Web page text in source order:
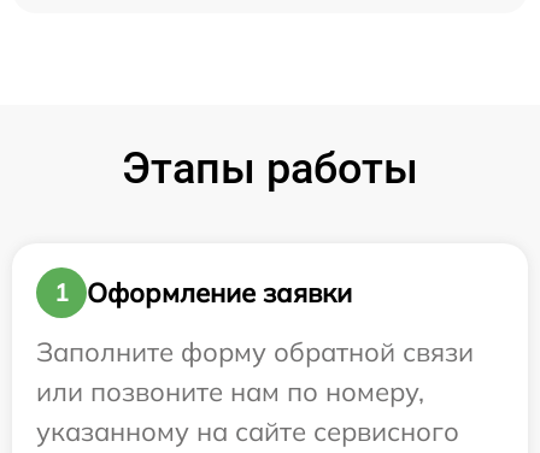
Этапы работы
1
Оформление заявки
Заполните форму обратной связи
или позвоните нам по номеру,
указанному на сайте сервисного